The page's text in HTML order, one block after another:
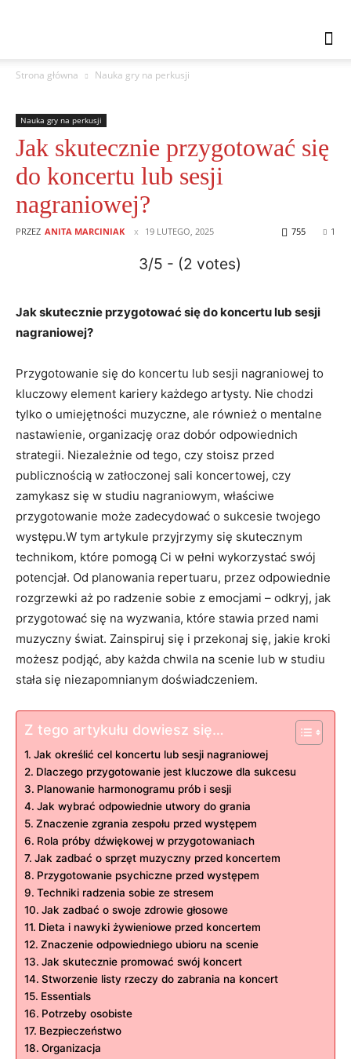
Strona główna Nauka gry na perkusji
Nauka gry na perkusji
Jak skutecznie przygotować się
do koncertu lub sesji
nagraniowej?
PRZEZ ANITA MARCINIAK 19 LUTEGO, 2025 1
755
3/5 - (2 votes)
Jak skutecznie przygotować się do koncertu lub sesji
nagraniowej?
Przygotowanie się do koncertu lub sesji nagraniowej to
kluczowy element kariery każdego artysty. Nie chodzi
tylko o umiejętności muzyczne, ale również o mentalne
nastawienie, organizację oraz dobór odpowiednich
strategii. Niezależnie od tego, czy stoisz przed
publicznością w zatłoczonej sali koncertowej, czy
zamykasz się w studiu nagraniowym, właściwe
przygotowanie może zadecydować o sukcesie twojego
występu.W tym artykule przyjrzymy się skutecznym
technikom, które pomogą Ci w pełni wykorzystać swój
potencjał. Od planowania repertuaru, przez odpowiednie
rozgrzewki aż po radzenie sobie z emocjami – odkryj, jak
przygotować się na wyzwania, które stawia przed nami
muzyczny świat. Zainspiruj się i przekonaj się, jakie kroki
możesz podjąć, aby każda chwila na scenie lub w studiu
stała się niezapomnianym doświadczeniem.
Z tego artykułu dowiesz się…
Jak określić cel koncertu lub sesji nagraniowej
Dlaczego przygotowanie jest kluczowe dla sukcesu
Planowanie harmonogramu prób i sesji
Jak wybrać odpowiednie utwory do grania
Znaczenie zgrania zespołu przed występem
Rola próby dźwiękowej w przygotowaniach
Jak zadbać o sprzęt muzyczny przed koncertem
Przygotowanie psychiczne przed występem
Techniki radzenia sobie ze stresem
Jak zadbać o swoje zdrowie głosowe
Dieta i nawyki żywieniowe przed koncertem
Znaczenie odpowiedniego ubioru na scenie
Jak skutecznie promować swój koncert
Stworzenie listy rzeczy do zabrania na koncert
Essentials
Potrzeby osobiste
Bezpieczeństwo
Organizacja